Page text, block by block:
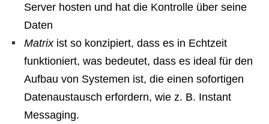
Server hosten und hat die Kontrolle über seine
Daten
Matrixist so konzipiert, dass es in Echtzeit
funktioniert, was bedeutet, dass es ideal für den
Aufbau von Systemen ist, die einen sofortigen
Datenaustausch erfordern, wie z. B. Instant
Messaging.